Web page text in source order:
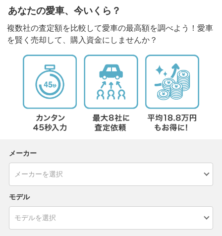
あなたの愛車、今いくら？
複数社の査定額を比較して愛車の最高額を調べよう！愛車
を賢く売却して、購入資金にしませんか？
メーカー
モデル